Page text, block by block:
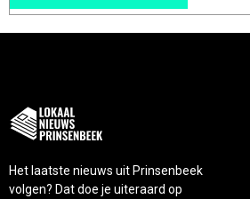
Het laatste nieuws uit Prinsenbeek
volgen? Dat doe je uiteraard op